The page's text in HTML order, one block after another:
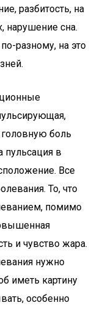
разбитость, на
нарушение сна.
разному, на это
головную боль
пульсация в
Все
То, что
помимо
и чувство жара.
нужно
иметь картину
особенно